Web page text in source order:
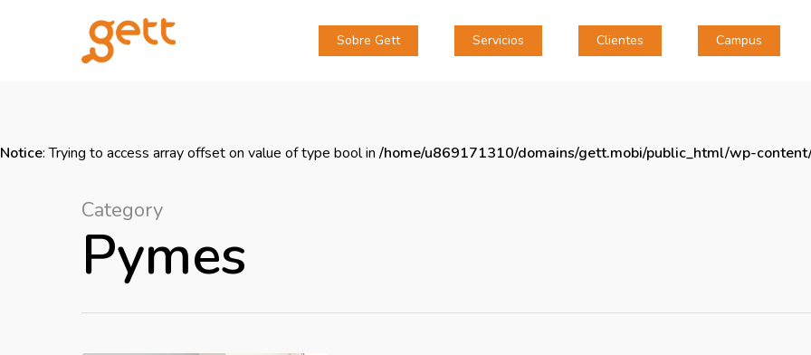
Sobre Gett Servicios Clientes Campus
Notice: Trying to access array offset on value of type bool in /home/u869171310/domains/gett.mobi/public_html/wp-
Category
Pymes